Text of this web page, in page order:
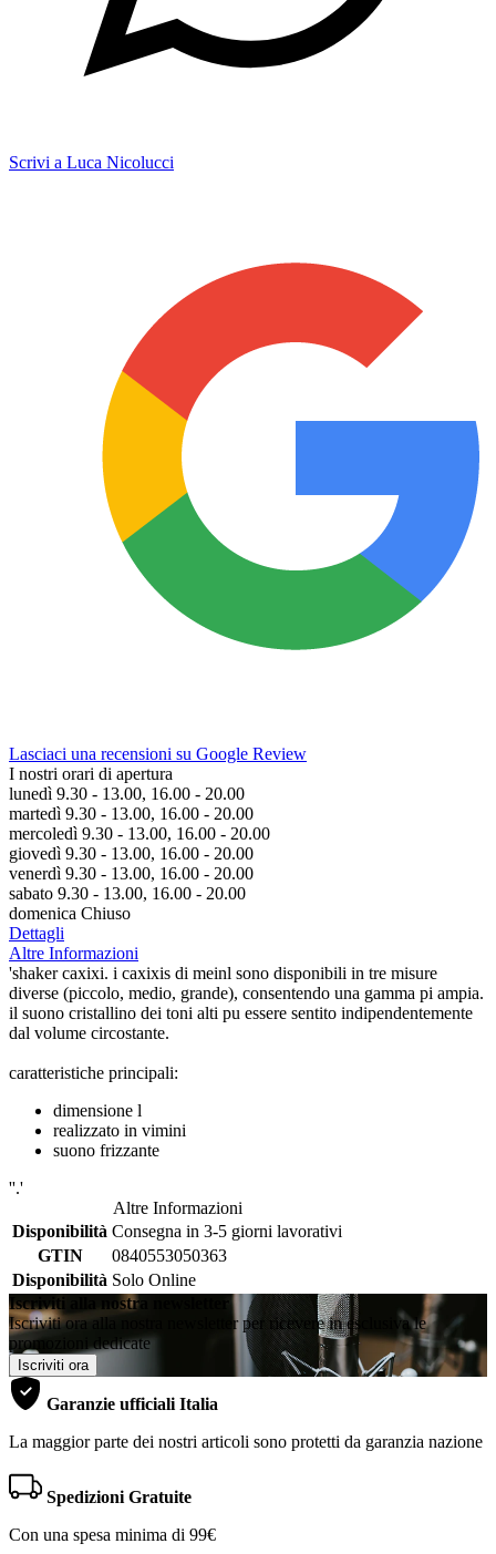
Scrivi a Luca Nicolucci
Lasciaci una recensioni su Google Review
I nostri orari di apertura
lunedì 9.30 - 13.00, 16.00 - 20.00
martedì 9.30 - 13.00, 16.00 - 20.00
mercoledì 9.30 - 13.00, 16.00 - 20.00
giovedì 9.30 - 13.00, 16.00 - 20.00
venerdì 9.30 - 13.00, 16.00 - 20.00
sabato 9.30 - 13.00, 16.00 - 20.00
domenica Chiuso
Dettagli
Altre Informazioni
'shaker caxixi. i caxixis di meinl sono disponibili in tre misure
diverse (piccolo, medio, grande), consentendo una gamma pi ampia.
il suono cristallino dei toni alti pu essere sentito indipendentemente
dal volume circostante.
caratteristiche principali:
dimensione l
realizzato in vimini
suono frizzante
''.'
Altre Informazioni
Disponibilità Consegna in 3-5 giorni lavorativi
GTIN
0840553050363
Disponibilità Solo Online
Iscriviti alla nostra newsletter
Iscriviti ora alla nostra newsletter per ricevere in esclusiva le
promozioni dedicate
Iscriviti ora
Garanzie ufficiali Italia
La maggior parte dei nostri articoli sono protetti da garanzia nazione
Spedizioni Gratuite
Con una spesa minima di 99€